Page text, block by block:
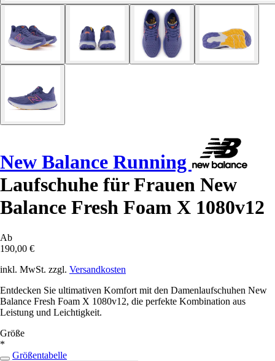
New Balance Running
Laufschuhe für Frauen New
Balance Fresh Foam X 1080v12
Ab
190,00 €
inkl. MwSt. zzgl. Versandkosten
Entdecken Sie ultimativen Komfort mit den Damenlaufschuhen New
Balance Fresh Foam X 1080v12, die perfekte Kombination aus
Leistung und Leichtigkeit.
Größe
*
Größentabelle